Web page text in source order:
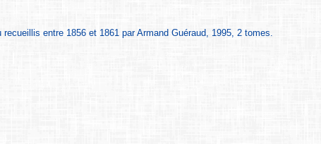
entre 1856 et 1861 par Armand Guéraud, 1995, 2 tomes.